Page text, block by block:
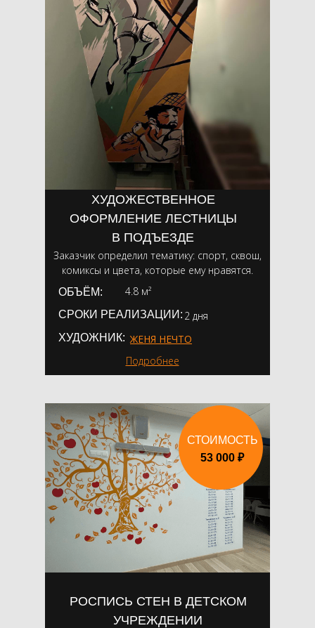
ХУДОЖЕСТВЕННОЕ
ОФОРМЛЕНИЕ ЛЕСТНИЦЫ
В ПОДЪЕЗДЕ
Заказчик определил тематику: спорт, сквош,
комиксы и цвета, которые ему нравятся.
4.8 м²
СРОКИ РЕАЛИЗАЦИИ: 2 дня
ХУДОЖНИК: ЖЕНЯ НЕЧТО
ОБЪЁМ:
Подробнее
РОСПИСЬ СТЕН В ДЕТСКОМ
УЧРЕЖДЕНИИ
СТОИМОСТЬ
53 000 ₽